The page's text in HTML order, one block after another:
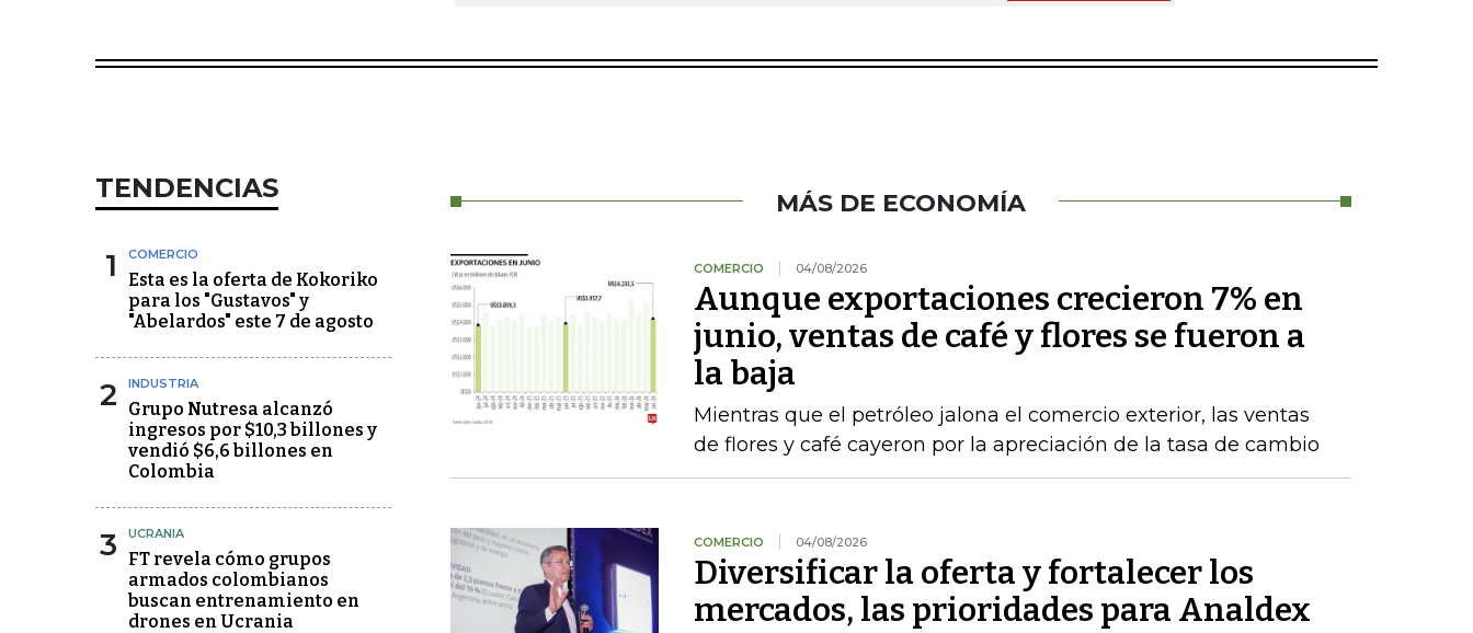
TENDENCIAS
1 COMERCIO
Esta es la oferta de Kokoriko
para los "Gustavos" y
"Abelardos" este 7 de agosto
2 INDUSTRIA
Grupo Nutresa alcanzó
ingresos por $10,3 billones y
vendió $6,6 billones en
Colombia
3 UCRANIA
FT revela cómo grupos
armados colombianos
buscan entrenamiento en
drones en Ucrania
MÁS DE ECONOMÍA
COMERCIO 04/08/2026
Aunque exportaciones crecieron 7% en
junio, ventas de café y flores se fueron a
la baja
Mientras que el petróleo jalona el comercio exterior, las ventas
de flores y café cayeron por la apreciación de la tasa de cambio
COMERCIO 04/08/2026
Diversificar la oferta y fortalecer los
mercados, las prioridades para Analdex